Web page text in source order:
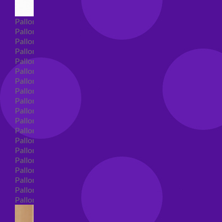
Palloncini Super Shape
Palloncini nascita super shape
Palloncini Battesimo super shape
Palloncini primo compleanno super shape
Palloncini personaggi super shape
Palloncini Comunione super shape
Palloncini cresima super shape
Palloncini laurea super shape
Palloncini compleanno super shape
Palloncini 18 anni super shape
Palloncini 30 anni super shape
Palloncini Altre ricorrenze super shape
Palloncini 40 anni super shape
Palloncini Animali super shape
Palloncini 50 anni super shape
Palloncini 60/70/80/90/100 anni super shape
Palloncini matrimonio super shape
Palloncini anniversario super shape
Palloncini generici super shape